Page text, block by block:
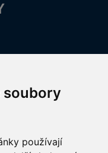
soubory
používají